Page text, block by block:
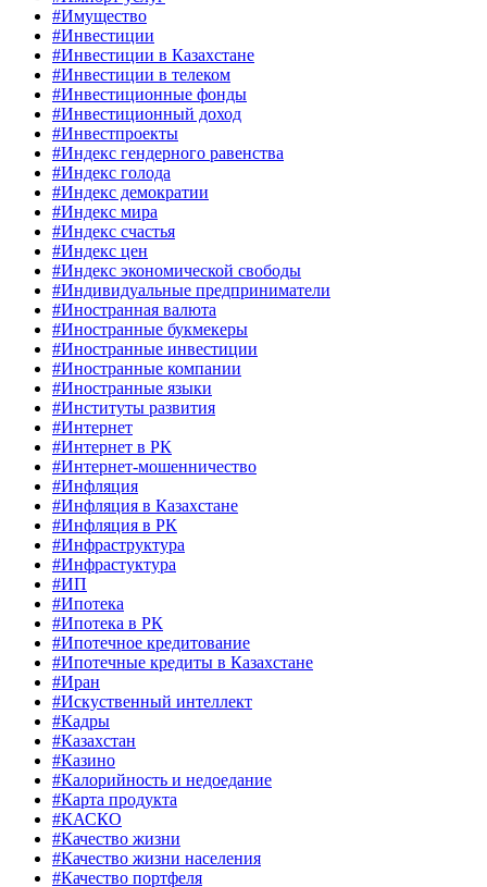
#Имущество
#Инвестиции
#Инвестиции в Казахстане
#Инвестиции в телеком
#Инвестиционные фонды
#Инвестиционный доход
#Инвестпроекты
#Индекс гендерного равенства
#Индекс голода
#Индекс демократии
#Индекс мира
#Индекс счастья
#Индекс цен
#Индекс экономической свободы
#Индивидуальные предприниматели
#Иностранная валюта
#Иностранные букмекеры
#Иностранные инвестиции
#Иностранные компании
#Иностранные языки
#Институты развития
#Интернет
#Интернет в РК
#Интернет-мошенничество
#Инфляция
#Инфляция в Казахстане
#Инфляция в РК
#Инфраструктура
#Инфрастуктура
#ИП
#Ипотека
#Ипотека в РК
#Ипотечное кредитование
#Ипотечные кредиты в Казахстане
#Иран
#Искуственный интеллект
#Кадры
#Казахстан
#Казино
#Калорийность и недоедание
#Карта продукта
#КАСКО
#Качество жизни
#Качество жизни населения
#Качество портфеля